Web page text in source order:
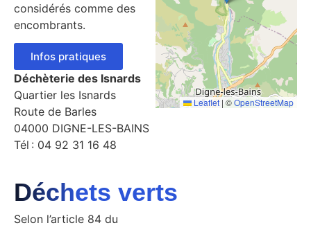
considérés comme des
encombrants.
Infos pratiques
Déchèterie des Isnards
Quartier les Isnards
Route de Barles
04000 DIGNE-LES-BAINS
Tél : 04 92 31 16 48
Leaflet | ©OpenStreetMap
Déchets verts
Selon l’article 84 du